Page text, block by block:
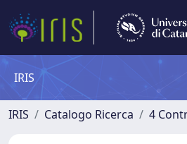
IRIS
IRIS Catalogo Ricerca 4